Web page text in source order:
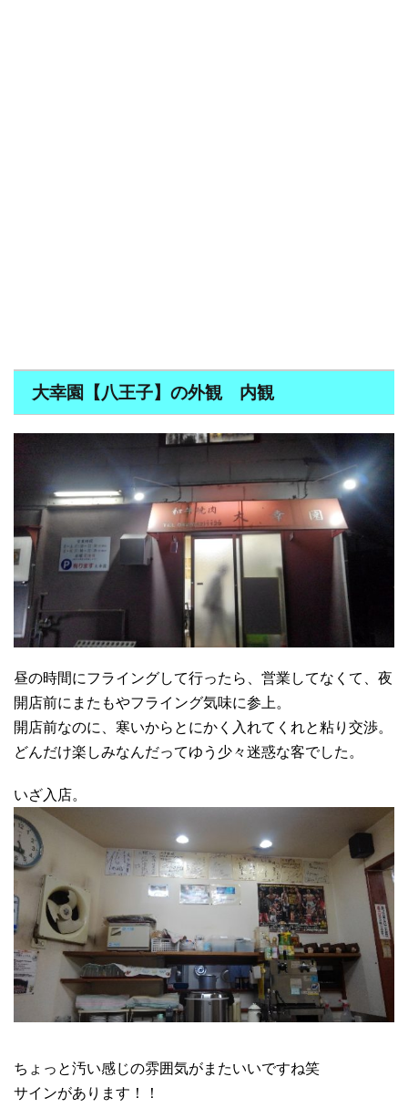
大幸園【八王子】の外観 内観
昼の時間にフライングして行ったら、営業してなくて、夜
開店前にまたもやフライング気味に参上。
開店前なのに、寒いからとにかく入れてくれと粘り交渉。
どんだけ楽しみなんだってゆう少々迷惑な客でした。
いざ入店。
ちょっと汚い感じの雰囲気がまたいいですね笑
サインがあります！！